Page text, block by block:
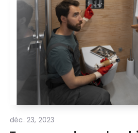
déc. 23, 2023